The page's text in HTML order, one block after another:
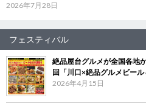
2026年7月28日
フェスティバル
絶品屋台グルメが全国各地
回「川口×絶品グルメビー
2026年4月15日